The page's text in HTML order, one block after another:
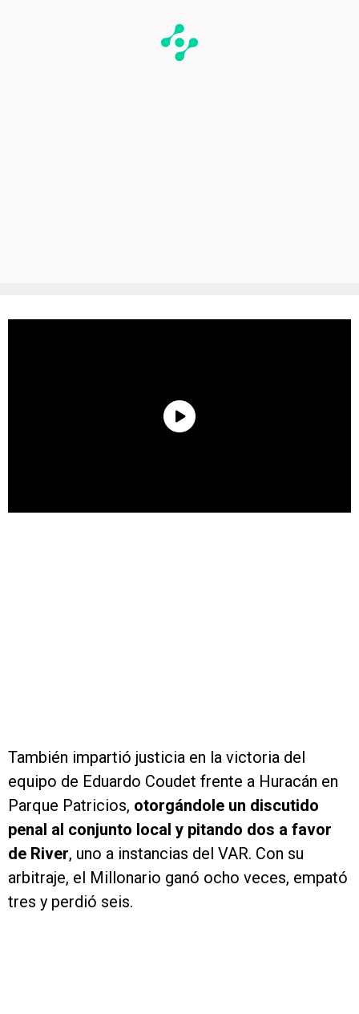
También impartió justicia en la victoria del
equipo de Eduardo Coudet frente a Huracán en
Parque Patricios, otorgándole un discutido
penal al conjunto local y pitando dos a favor
de River, uno a instancias del VAR. Con su
arbitraje, el Millonario ganó ocho veces, empató
tres y perdió seis.